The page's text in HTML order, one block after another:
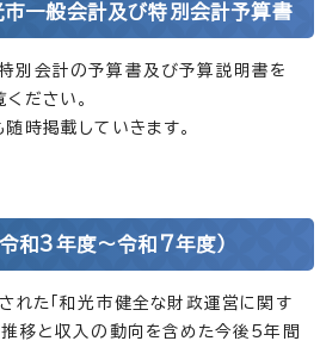
一般会計及び特別会計予算書
別会計の予算書及び予算説明書を
ださい。
時掲載していきます。
和3年度～令和7年度）
た「和光市健全な財政運営に関す
推移と収入の動向を含めた今後5年間